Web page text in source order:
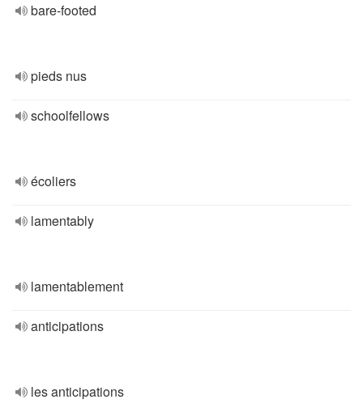
bare-footed
pieds nus
schoolfellows
écoliers
lamentably
lamentablement
anticipations
les anticipations